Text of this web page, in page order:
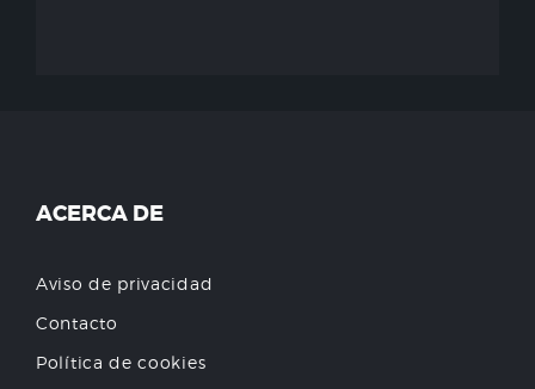
ACERCA DE
Aviso de privacidad
Contacto
Política de cookies